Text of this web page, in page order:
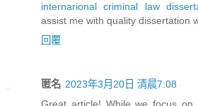
internarional criminal law
assist me with quality dissertation
回覆
匿名 2023年3月20日 清晨7:08